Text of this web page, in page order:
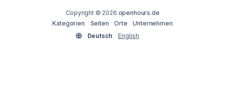
Copyright © 2026 openhours.de
Kategorien
Seiten Orte
Unternehmen
Deutsch
English